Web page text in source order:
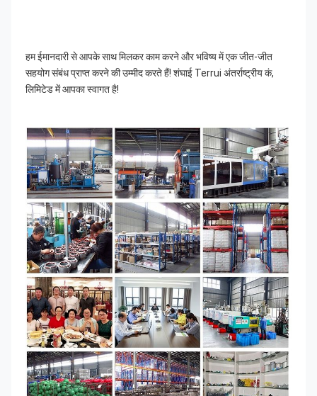
हम ईमानदारी से आपके साथ मिलकर काम करने और भविष्य में एक जीत-जीत
सहयोग संबंध प्राप्त करने की उम्मीद करते हैं! शंघाई Terrui अंतर्राष्ट्रीय कं,
लिमिटेड में आपका स्वागत है!